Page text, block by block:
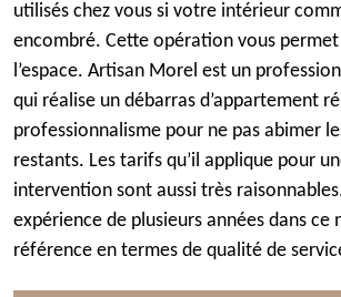
utilisés chez vous si votre intérieur
encombré. Cette opération vous permet
l’espace. Artisan Morel est un
qui réalise un débarras d’appartement
professionnalisme pour ne pas abimer
restants. Les tarifs qu’il applique pour
intervention sont aussi très
expérience de plusieurs années dans ce
référence en termes de qualité de